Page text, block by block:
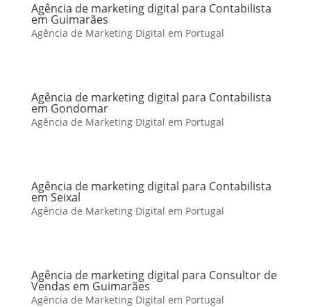
Agência de marketing digital para Contabilista
em Guimarães
Agência de Marketing Digital em Portugal
Agência de marketing digital para Contabilista
em Gondomar
Agência de Marketing Digital em Portugal
Agência de marketing digital para Contabilista
em Seixal
Agência de Marketing Digital em Portugal
Agência de marketing digital para Consultor de
Vendas em Guimarães
Agência de Marketing Digital em Portugal